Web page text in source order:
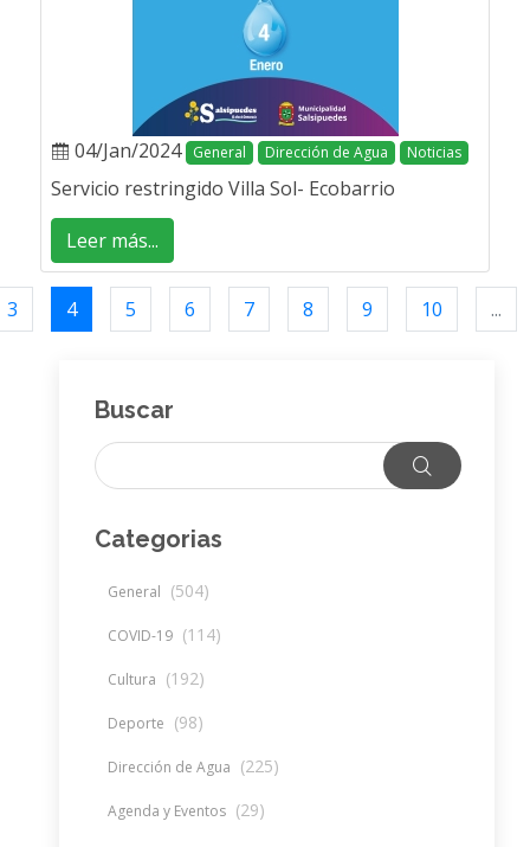
04/Jan/2024 General Dirección de Agua Noticias
Servicio restringido Villa Sol- Ecobarrio
Leer más...
3 4 5 6 7 8 9 10 ...
Buscar
Categorias
General (504)
COVID-19 (114)
Cultura (192)
Deporte (98)
Dirección de Agua (225)
Agenda y Eventos (29)